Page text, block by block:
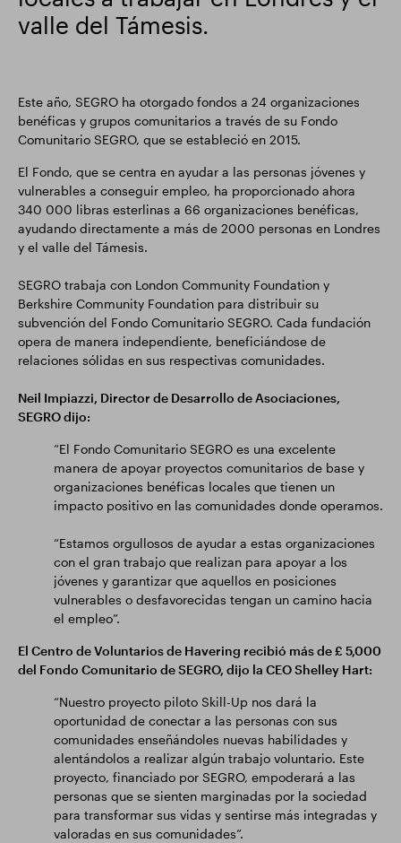
valle del Támesis.
Este año, SEGRO ha otorgado fondos a 24 organizaciones
benéficas y grupos comunitarios a través de su Fondo
Comunitario SEGRO, que se estableció en 2015.
El Fondo, que se centra en ayudar a las personas jóvenes y
vulnerables a conseguir empleo, ha proporcionado ahora
340 000 libras esterlinas a 66 organizaciones benéficas,
ayudando directamente a más de 2000 personas en Londres
y el valle del Támesis.
SEGRO trabaja con London Community Foundation y
Berkshire Community Foundation para distribuir su
subvención del Fondo Comunitario SEGRO. Cada fundación
opera de manera independiente, beneficiándose de
relaciones sólidas en sus respectivas comunidades.
Neil Impiazzi, Director de Desarrollo de Asociaciones,
SEGRO dijo:
“El Fondo Comunitario SEGRO es una excelente
manera de apoyar proyectos comunitarios de base y
organizaciones benéficas locales que tienen un
impacto positivo en las comunidades donde operamos.
“Estamos orgullosos de ayudar a estas organizaciones
con el gran trabajo que realizan para apoyar a los
jóvenes y garantizar que aquellos en posiciones
vulnerables o desfavorecidas tengan un camino hacia
el empleo”.
El Centro de Voluntarios de Havering recibió más de £ 5,000
del Fondo Comunitario de SEGRO, dijo la CEO Shelley Hart:
“Nuestro proyecto piloto Skill-Up nos dará la
oportunidad de conectar a las personas con sus
comunidades enseñándoles nuevas habilidades y
alentándolos a realizar algún trabajo voluntario. Este
proyecto, financiado por SEGRO, empoderará a las
personas que se sienten marginadas por la sociedad
para transformar sus vidas y sentirse más integradas y
valoradas en sus comunidades”.